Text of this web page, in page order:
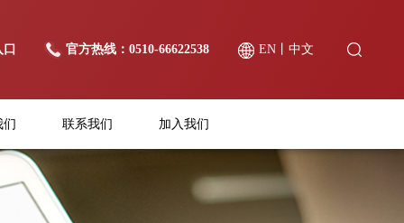
EN丨 中文
官方热线：0510-66622538
们 联系我们 加入我们